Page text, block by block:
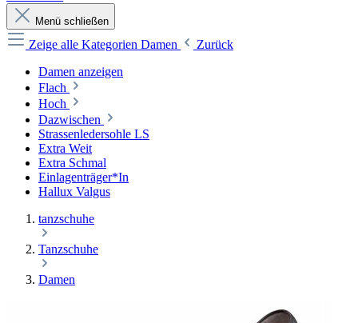
Menü schließen
Zeige alle Kategorien Damen
Zurück
Damen anzeigen
Flach
Hoch
Dazwischen
Strassenledersohle LS
Extra Weit
Extra Schmal
Einlagenträger*In
Hallux Valgus
tanzschuhe
Tanzschuhe
Damen